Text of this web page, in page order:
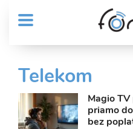
obsah
MENU
Sub
Header
menu
User
account
menu
Telekom
Magio
priamo
bez